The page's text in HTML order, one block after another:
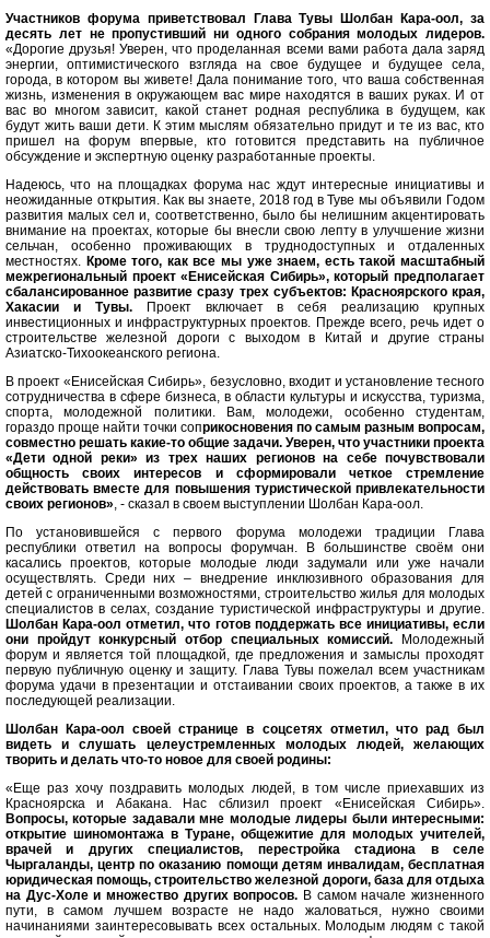
Участников форума приветствовал Глава Тувы Шолбан Кара-оол, за
десять лет не пропустивший ни одного собрания молодых лидеров.
«Дорогие друзья! Уверен, что проделанная всеми вами работа дала заряд
энергии, оптимистического взгляда на свое будущее и будущее села,
города, в котором вы живете! Дала понимание того, что ваша собственная
жизнь, изменения в окружающем вас мире находятся в ваших руках. И от
вас во многом зависит, какой станет родная республика в будущем, как
будут жить ваши дети. К этим мыслям обязательно придут и те из вас, кто
пришел на форум впервые, кто готовится представить на публичное
обсуждение и экспертную оценку разработанные проекты.
Надеюсь, что на площадках форума нас ждут интересные инициативы и
неожиданные открытия. Как вы знаете, 2018 год в Туве мы объявили Годом
развития малых сел и, соответственно, было бы нелишним акцентировать
внимание на проектах, которые бы внесли свою лепту в улучшение жизни
сельчан, особенно проживающих в труднодоступных и отдаленных
местностях. Кроме того, как все мы уже знаем, есть такой масштабный
межрегиональный проект «Енисейская Сибирь», который предполагает
сбалансированное развитие сразу трех субъектов: Красноярского края,
Хакасии и Тувы.Проект включает в себя реализацию крупных
инвестиционных и инфраструктурных проектов. Прежде всего, речь идет о
строительстве железной дороги с выходом в Китай и другие страны
Азиатско-Тихоокеанского региона.
В проект «Енисейская Сибирь», безусловно, входит и установление тесного
сотрудничества в сфере бизнеса, в области культуры и искусства, туризма,
спорта, молодежной политики. Вам, молодежи, особенно студентам,
гораздо проще найти точки соприкосновения по самым разным вопросам,
совместно решать какие-то общие задачи. Уверен, что участники проекта
«Дети одной реки» из трех наших регионов на себе почувствовали
общность своих интересов и сформировали четкое стремление
действовать вместе для повышения туристической привлекательности
своих регионов», - сказал в своем выступлении Шолбан Кара-оол.
По установившейся с первого форума молодежи традиции Глава
республики ответил на вопросы форумчан. В большинстве своём они
касались проектов, которые молодые люди задумали или уже начали
осуществлять. Среди них – внедрение инклюзивного образования для
детей с ограниченными возможностями, строительство жилья для молодых
специалистов в селах, создание туристической инфраструктуры и другие.
Шолбан Кара-оол отметил, что готов поддержать все инициативы, если
они пройдут конкурсный отбор специальных комиссий. Молодежный
форум и является той площадкой, где предложения и замыслы проходят
первую публичную оценку и защиту. Глава Тувы пожелал всем участникам
форума удачи в презентации и отстаивании своих проектов, а также в их
последующей реализации.
Шолбан Кара-оол своей странице в соцсетях отметил, что рад был
видеть и слушать целеустремленных молодых людей, желающих
творить и делать что-то новое для своей родины:
«Еще раз хочу поздравить молодых людей, в том числе приехавших из
Красноярска и Абакана. Нас сблизил проект «Енисейская Сибирь».
Вопросы, которые задавали мне молодые лидеры были интересными:
открытие шиномонтажа в Туране, общежитие для молодых учителей,
врачей и других специалистов, перестройка стадиона в селе
Чыргаланды, центр по оказанию помощи детям инвалидам, бесплатная
юридическая помощь, строительство железной дороги, база для отдыха
на Дус-Холе и множество других вопросов. В самом начале жизненного
пути, в самом лучшем возрасте не надо жаловаться, нужно своими
начинаниями заинтересовывать всех остальных. Молодым людям с такой